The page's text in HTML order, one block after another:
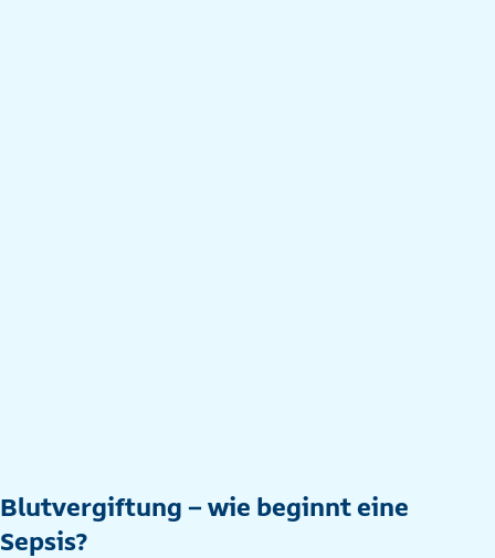
Blutvergiftung – wie beginnt eine
Sepsis?